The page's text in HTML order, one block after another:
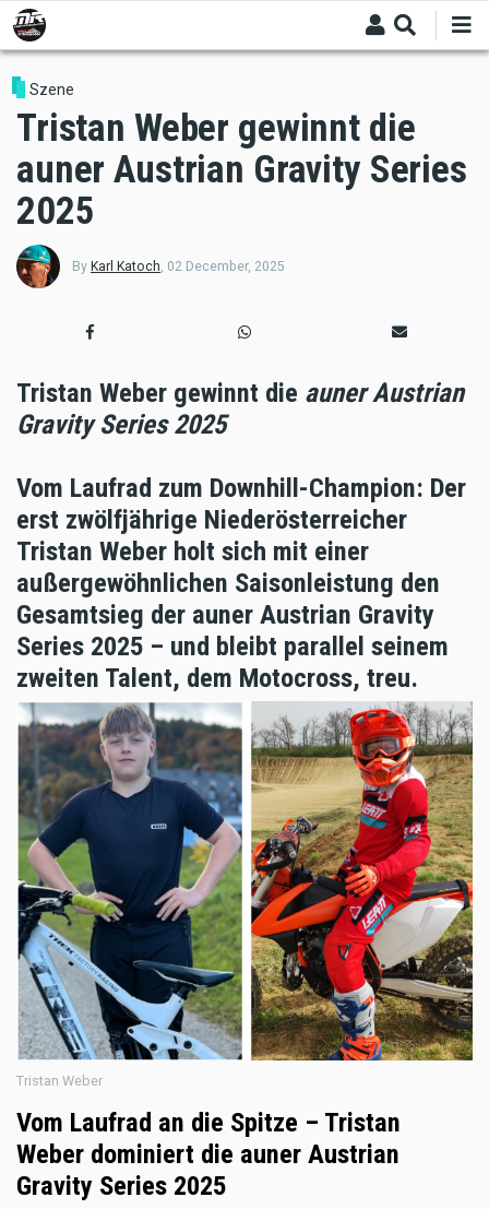
Skip
to
main
content
Szene
Tristan Weber gewinnt die
auner Austrian Gravity Series
2025
By Karl Katoch 02 December, 2025
Tristan Weber gewinnt die auner Austrian
Gravity Series 2025
Vom Laufrad zum Downhill-Champion: Der
erst zwölfjährige Niederösterreicher
Tristan Weber holt sich mit einer
außergewöhnlichen Saisonleistung den
Gesamtsieg der auner Austrian Gravity
Series 2025 – und bleibt parallel seinem
zweiten Talent, dem Motocross, treu.
Tristan Weber
Vom Laufrad an die Spitze – Tristan
Weber dominiert die auner Austrian
Gravity Series 2025